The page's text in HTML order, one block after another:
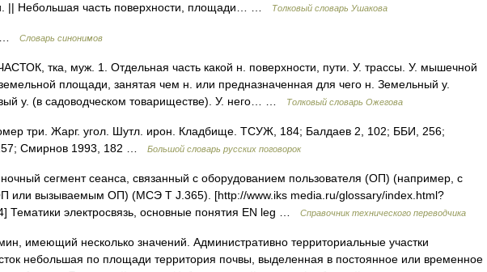
|| Небольшая часть поверхности, площади… …
Толковый словарь Ушакова
… Словарь синонимов
тка, муж. 1. Отдельная часть какой н. поверхности, пути. У. трассы. У. мышечной
площади, занятая чем н. или предназначенная для чего н. Земельный у.
у. (в садоводческом товариществе). У. него… …
Толковый словарь Ожегова
три. Жарг. угол. Шутл. ирон. Кладбище. ТСУЖ, 184; Балдаев 2, 102; ББИ, 256;
Смирнов 1993, 182 …
Большой словарь русских поговорок
сегмент сеанса, связанный с оборудованием пользователя (ОП) (например, с
или вызываемым ОП) (МСЭ Т J.365). [http://www.iks media.ru/glossary/index.html?
Тематики электросвязь, основные понятия EN leg …
Справочник технического переводчика
имеющий несколько значений. Административно территориальные участки
небольшая по площади территория почвы, выделенная в постоянное или временное